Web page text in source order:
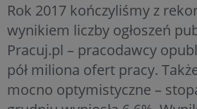
Rok 2017 kończyliśmy z
wynikiem liczby ogłoszeń
Pracuj.pl – pracodawcy
pół miliona ofert pracy.
mocno optymistyczne –